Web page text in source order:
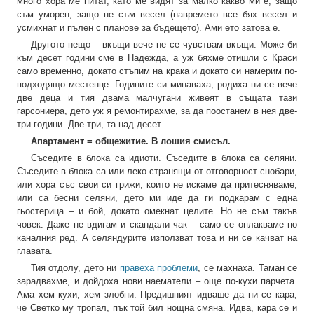
съм уморен, защо не съм весел (навремето все бях весел и
усмихнат и пълен с планове за бъдещето). Ами ето затова е.
Другото нещо – вкъщи вече не се чувствам вкъщи. Може би
към десет години сме в Надежда, а уж бяхме отишли с Краси
само временно, докато стъпим на крака и докато си намерим по-
подходящо местенце. Годините си минаваха, родиха ни се вече
две деца и тия двама малчугани живеят в същата тази
гарсониера, дето уж я ремонтирахме, за да поостанем в нея две-
три години. Две-три, та над десет.
Апартамент = общежитие. В лошия смисъл.
Съседите в блока са идиоти. Съседите в блока са селяни.
Съседите в блока са или леко странящи от отговорност снобари,
или хора със свои си грижи, които не искаме да притесняваме,
или са бесни селяни, дето ми иде да ги подкарам с една
гьостерица – и бой, докато омекнат целите. Но не съм такъв
човек. Даже не вдигам и скандали чак – само се оплакваме по
каналния ред. А селяндурите използват това и ни се качват на
главата.
Тия отдолу, дето ни правеха проблеми, се махнаха. Таман се
зарадвахме, и дойдоха нови наематели – още по-кухи парчета.
Ама хем кухи, хем злобни. Предишният идваше да ни се кара,
че Светко му тропал, пък той бил нощна смяна. Идва, кара се и